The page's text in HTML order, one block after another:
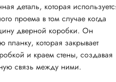
деталь, которая
проема в том случае когда
дверной коробки. Он
планку, которая закрывает
и краем стены, создавая
связь между ними.